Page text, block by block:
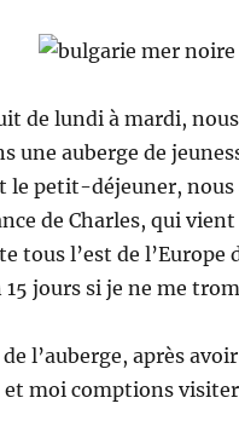
de lundi à mardi,
une auberge de
le petit-déjeuner, nous
de Charles, qui
tous l’est de l’Europe
15 jours si je ne me
l’auberge, après
moi comptions